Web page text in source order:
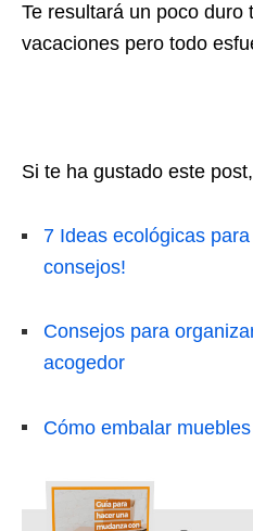
Te resultará un poco duro
vacaciones pero todo
Si te ha gustado este post,
7 Ideas ecológicas
consejos!
Consejos para
acogedor
Cómo embalar